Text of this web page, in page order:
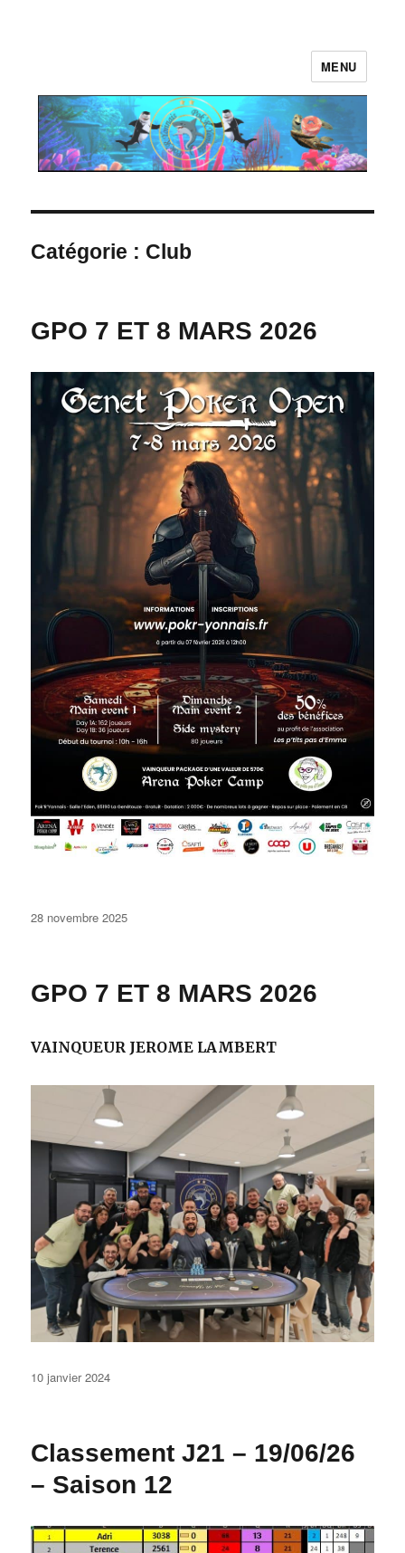
MENU
Catégorie : Club
GPO 7 ET 8 MARS 2026
Publié
28 novembre 2025
GPO 7 ET 8 MARS 2026
VAINQUEUR JEROME LAMBERT
Publié
10 janvier 2024
Classement J21 – 19/06/26
– Saison 12